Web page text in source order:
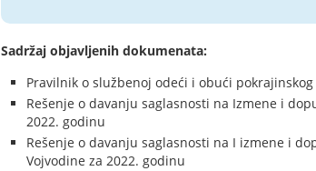
Sadržaj objavljenih dokumenata:
Pravilnik o službenoj odeći i obući
Rešenje o davanju saglasnosti na Izmene i
2022. godinu
Rešenje o davanju saglasnosti na I izmene i
Vojvodine za 2022. godinu